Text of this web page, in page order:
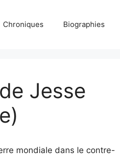
Chroniques Biographies
Jesse
mondiale dans le contre-